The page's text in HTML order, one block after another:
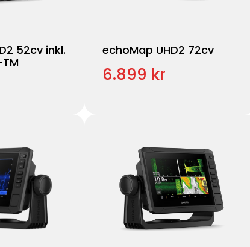
52cv inkl.
echoMap UHD2 72cv
6.899 kr